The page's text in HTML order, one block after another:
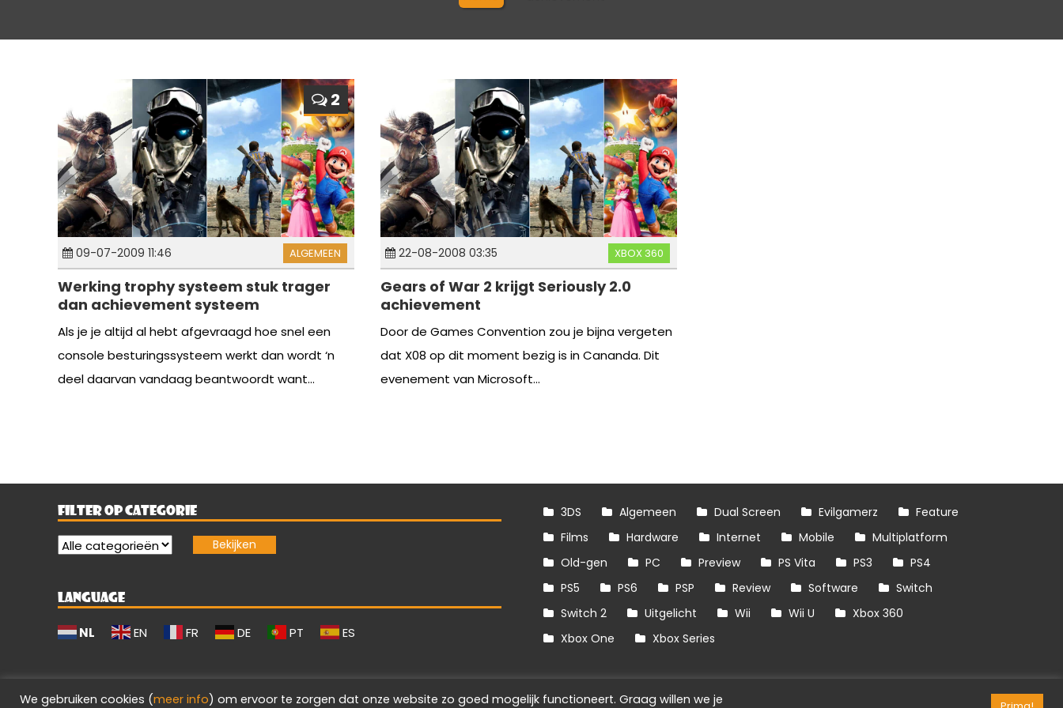
2
09-07-2009 11:46 ALGEMEEN
Werking trophy systeem stuk trager
dan achievement systeem
Als je je altijd al hebt afgevraagd hoe snel een
console besturingssysteem werkt dan wordt ‘n
deel daarvan vandaag beantwoordt want...
22-08-2008 03:35 XBOX 360
Gears of War 2 krijgt Seriously 2.0
achievement
Door de Games Convention zou je bijna vergeten
dat X08 op dit moment bezig is in Cananda. Dit
evenement van Microsoft...
FILTER OP CATEGORIE
LANGUAGE
NL EN FR DE PT ES
3DS Algemeen Dual Screen Evilgamerz
Feature
Films
Hardware Internet Mobile
Multiplatform
Old-gen
PC Preview PS Vita PS3
PS4
PS5
PS6 PSP Review Software
Switch
Switch 2
Uitgelicht Wii Wii U
Xbox 360
Xbox One
Xbox Series
We gebruiken cookies (meer info) om ervoor te zorgen dat onze website zo goed mogelijk functioneert. Graag willen we je